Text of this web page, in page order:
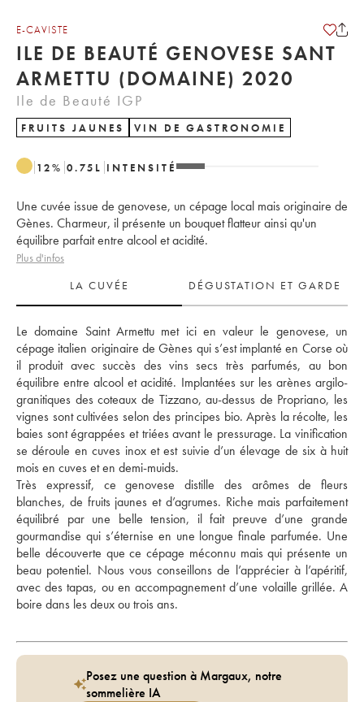
E-CAVISTE
ILE DE BEAUTÉ GENOVESE SANT
ARMETTU (DOMAINE) 2020
Ile de Beauté IGP
FRUITS JAUNES VIN DE GASTRONOMIE
12% 0.75 L INTENSITÉ
Une cuvée issue de genovese, un cépage local mais originaire de
Gènes. Charmeur, il présente un bouquet flatteur ainsi qu'un
équilibre parfait entre alcool et acidité.
Plus d'infos
LA CUVÉE
DÉGUSTATION ET GARDE
Le domaine Saint Armettu met ici en valeur le genovese, un
cépage italien originaire de Gènes qui s’est implanté en Corse où
il produit avec succès des vins secs très parfumés, au bon
équilibre entre alcool et acidité. Implantées sur les arènes argilo-
granitiques des coteaux de Tizzano, au-dessus de Propriano, les
vignes sont cultivées selon des principes bio. Après la récolte, les
baies sont égrappées et triées avant le pressurage. La vinification
se déroule en cuves inox et est suivie d’un élevage de six à huit
mois en cuves et en demi-muids.
Très expressif, ce genovese distille des arômes de fleurs
blanches, de fruits jaunes et d’agrumes. Riche mais parfaitement
équilibré par une belle tension, il fait preuve d’une grande
gourmandise qui s’éternise en une longue finale parfumée. Une
belle découverte que ce cépage méconnu mais qui présente un
beau potentiel. Nous vous conseillons de l’apprécier à l’apéritif,
avec des tapas, ou en accompagnement d’une volaille grillée. A
boire dans les deux ou trois ans.
Posez une question à Margaux, notre
sommelière IA